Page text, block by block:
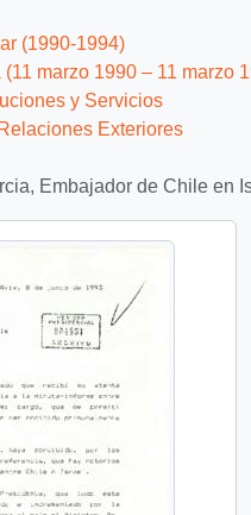
(1990-1994)
marzo 1990 – 11 marzo
y Servicios
Exteriores
Embajador de Chile en